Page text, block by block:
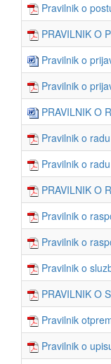
Pravilnik o
PRAVILNIK O
Pravilnik o
Pravilnik o
PRAVILNIK O
Pravilnik o
Pravilnik o
PRAVILNIK O
Pravilnik o
Pravilnik o
Pravilnik o
PRAVILNIK O
Pravilnik
Pravilnik o